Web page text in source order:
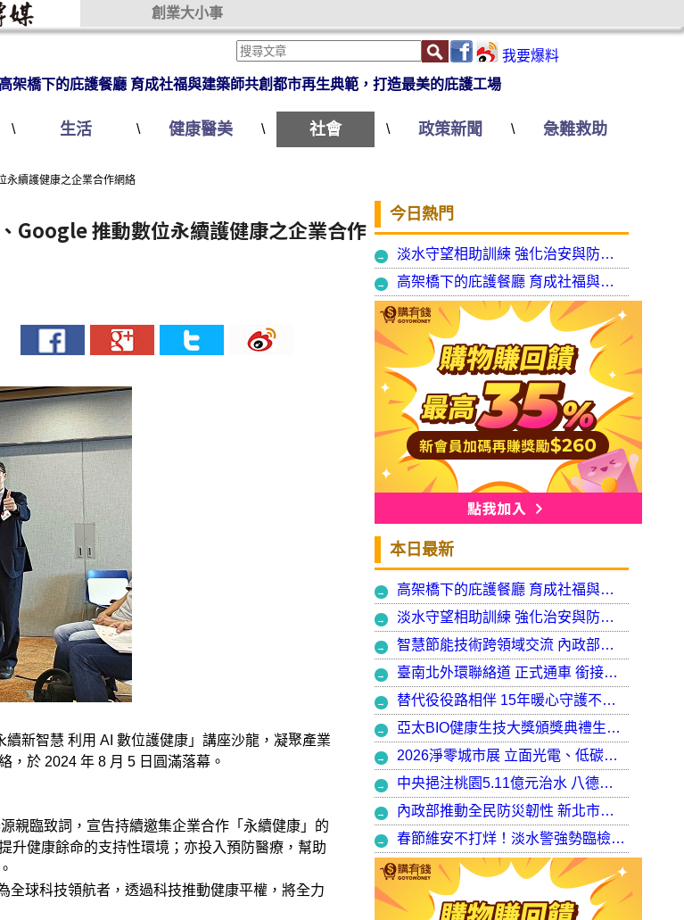
創業大小事
我要爆料
架橋下的庇護餐廳 育成社福與建築師共創都市再生典範，打造最美的庇護工場
\ 生活 \ 健康醫美 \ 社會 \ 政策新聞 \ 急難救助
永續護健康之企業合作網絡
Google 推動數位永續護健康之企業合作
新智慧 利用 AI 數位護健康」講座沙龍，凝聚產業
，於 2024 年 8 月 5 日圓滿落幕。
親臨致詞，宣告持續邀集企業合作「永續健康」的
升健康餘命的支持性環境；亦投入預防醫療，幫助
全球科技領航者，透過科技推動健康平權，將全力
今日熱門
淡水守望相助訓練 強化治安與防衛韌性
高架橋下的庇護餐廳 育成社福與建築師共創都市再生典範，打造最美的庇護工場
本日最新
高架橋下的庇護餐廳 育成社福與建築師共創都市再生典範，打造最美的庇護工場
淡水守望相助訓練 強化治安與防衛韌性
智慧節能技術跨領域交流 內政部攜手產官學加速建築淨零轉型
臺南北外環聯絡道 正式通車 銜接樹谷園區 完善南科聯外路網
替代役役路相伴 15年暖心守護不停歇，攜手走出溫暖與希望
亞太BIO健康生技大獎頒獎典禮生技健康產業榮耀盛會
2026淨零城市展 立面光電、低碳社宅齊登場 內政部攜手產業走入生活場域 共築2050淨零願景
中央挹注桃園5.11億元治水 八德區大仁滯洪池今啟用 守護龜山產業園區6千億產值 保障3.5萬居民安全
內政部推動全民防災韌性 新北市防災士培訓突破 2 萬人
春節維安不打烊！淡水警強勢臨檢掃蕩 封閉式路檢斷絕治安隱憂